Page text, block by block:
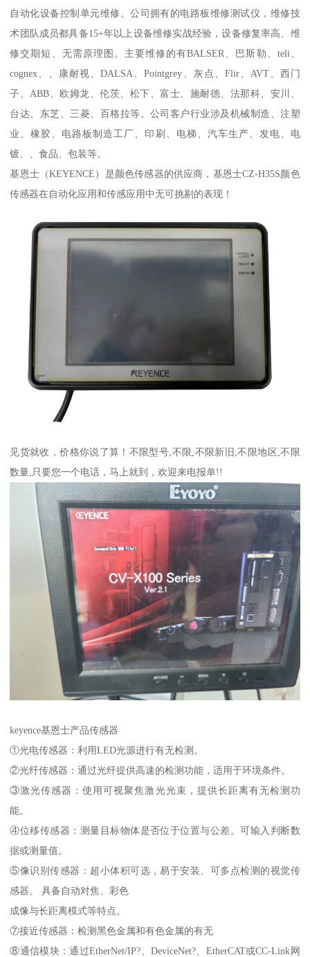
自动化设备控制单元维修。公司拥有的电路板维修测试仪，维修技
术团队成员都具备15+年以上设备维修实战经验，设备修复率高、维
修交期短、无需原理图。主要维修的有BALSER、巴斯勒、teli、
cognex、、康耐视、DALSA、Pointgrey、灰点、Flir、AVT、西门
子、ABB、欧姆龙、伦茨、松下、富士、施耐德、法那科、安川、
台达、东芝、三菱、百格拉等。公司客户行业涉及机械制造、注塑
业、橡胶、电路板制造工厂、印刷、电梯、汽车生产、发电、电
镀、、食品、包装等。
基恩士（KEYENCE）是颜色传感器的供应商，基恩士CZ-H35S颜色
传感器在自动化应用和传感应用中无可挑剔的表现！
见货就收，价格你说了算！不限型号,不限,不限新旧,不限地区,不限
数量,只要您一个电话，马上就到，欢迎来电报单!!
keyence基恩士产品传感器
①光电传感器：利用LED光源进行有无检测。
②光纤传感器：通过光纤提供高速的检测功能，适用于环境条件。
③激光传感器：使用可视聚焦激光光束，提供长距离有无检测功
能。
④位移传感器：测量目标物体是否位于位置与公差。可输入判断数
据或测量值。
⑤像识别传感器：超小体积可选，易于安装、可多点检测的视觉传
感器。 具备自动对焦、彩色
成像与长距离模式等特点。
⑦接近传感器：检测黑色金属和有色金属的有无
⑧通信模块：通过EtherNet/IP?、DeviceNet?、EtherCAT或CC-Link网